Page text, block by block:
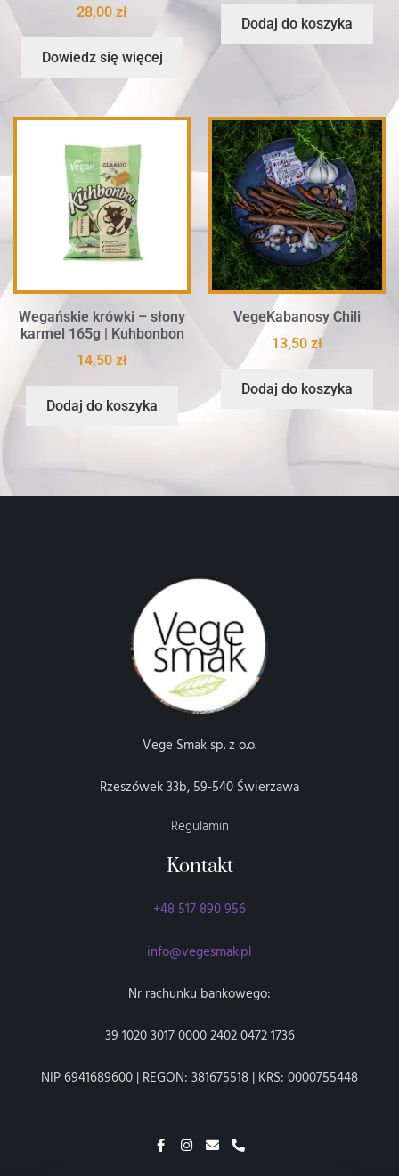
28,00 zł
Dowiedz się więcej
Dodaj do koszyka
Wegańskie krówki – słony
karmel 165g | Kuhbonbon
14,50 zł
Dodaj do koszyka
VegeKabanosy Chili
13,50 zł
Dodaj do koszyka
Vege Smak sp. z o.o.
Rzeszówek 33b, 59-540 Świerzawa
Regulamin
Kontakt
+48 517 890 956
info@vegesmak.pl
Nr rachunku bankowego:
39 1020 3017 0000 2402 0472 1736
NIP 6941689600 | REGON: 381675518 | KRS: 0000755448